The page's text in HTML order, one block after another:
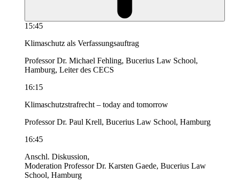
15:45
Klimaschutz als Verfassungsauftrag
Professor Dr. Michael Fehling, Bucerius Law School,
Hamburg, Leiter des CECS
16:15
Klimaschutzstrafrecht – today and tomorrow
Professor Dr. Paul Krell, Bucerius Law School, Hamburg
16:45
Anschl. Diskussion,
Moderation Professor Dr. Karsten Gaede, Bucerius Law
School, Hamburg